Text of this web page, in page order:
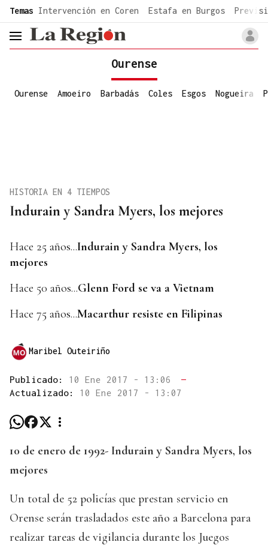
common.go-to-content
Temas Intervención en Coren Estafa en Burgos
header.menu.open
Ourense
Ourense Amoeiro Barbadás Coles Esgos Nogueira
Indurain y Sandra Myers, los mejores
HISTORIA EN 4 TIEMPOS
Hace 25 años...Indurain y Sandra Myers, los
mejores
Hace 50 años...Glenn Ford se va a Vietnam
Hace 75 años...Macarthur resiste en Filipinas
Maribel Outeiriño
Publicado: 10 Ene 2017 - 13:06
—
Actualizado: 10 Ene 2017 - 13:07
10 de enero de 1992- Indurain y Sandra Myers, los
mejores
Un total de 52 policías que prestan servicio en
Orense serán trasladados este año a Barcelona para
realizar tareas de vigilancia durante los Juegos